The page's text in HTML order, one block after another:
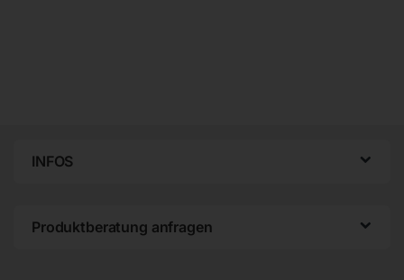
INFOS
Produktberatung anfragen